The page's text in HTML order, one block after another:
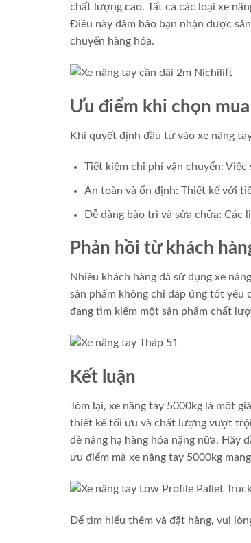
chất lượng cao. Tất cả các loại xe
Điều này đảm bảo bạn nhận được
chuyển hàng hóa.
Ưu điểm khi chọn
Khi quyết định đầu tư vào xe nâng
Tiết kiệm chi phí vận chuyển:
An toàn và ổn định: Thiết kế với
Dễ dàng bảo trì và sửa chữa: Các
Phản hồi từ khách
Nhiều khách hàng đã sử dụng xe
sản phẩm không chỉ đáp ứng tốt yêu
đang tìm kiếm một sản phẩm chất
Kết luận
Tóm lại, xe nâng tay 5000kg là một
thiết kế tối ưu và chất lượng vượt trội
đề nâng hạ hàng hóa nặng nữa. Hãy
ưu điểm mà xe nâng tay 5000kg
Để tìm hiểu thêm và đặt hàng, vui